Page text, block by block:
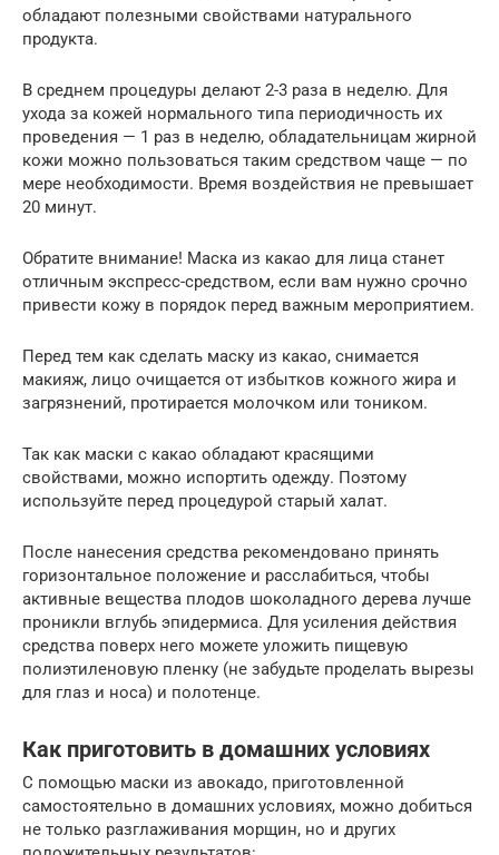
обладают полезными свойствами натурального
продукта.
В среднем процедуры делают 2-3 раза в неделю. Для
ухода за кожей нормального типа периодичность их
проведения — 1 раз в неделю, обладательницам жирной
кожи можно пользоваться таким средством чаще — по
мере необходимости. Время воздействия не превышает
20 минут.
Обратите внимание! Маска из какао для лица станет
отличным экспресс-средством, если вам нужно срочно
привести кожу в порядок перед важным мероприятием.
Перед тем как сделать маску из какао, снимается
макияж, лицо очищается от избытков кожного жира и
загрязнений, протирается молочком или тоником.
Так как маски с какао обладают красящими
свойствами, можно испортить одежду. Поэтому
используйте перед процедурой старый халат.
После нанесения средства рекомендовано принять
горизонтальное положение и расслабиться, чтобы
активные вещества плодов шоколадного дерева лучше
проникли вглубь эпидермиса. Для усиления действия
средства поверх него можете уложить пищевую
полиэтиленовую пленку (не забудьте проделать вырезы
для глаз и носа) и полотенце.
Как приготовить в домашних условиях
С помощью маски из авокадо, приготовленной
самостоятельно в домашних условиях, можно добиться
не только разглаживания морщин, но и других